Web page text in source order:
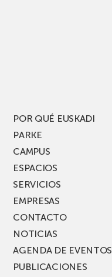
PARKEA
MUSIK
POR QUÉ EUSKADI
PARKE
CAMPUS
ESPACIOS
SERVICIOS
EMPRESAS
CONTACTO
NOTICIAS
AGENDA DE EVENTOS
PUBLICACIONES